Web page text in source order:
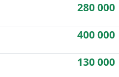
280 000
400 000
130 000